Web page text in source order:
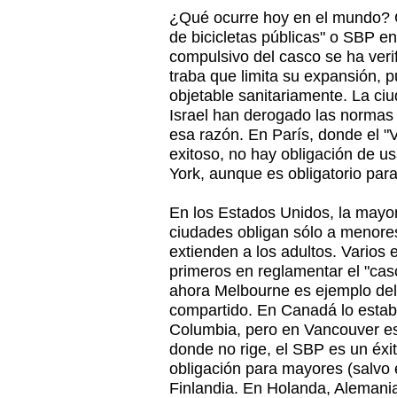
¿Qué ocurre hoy en el
de bicicletas públicas" o SBP
compulsivo del casco se ha
traba que limita su expansión,
objetable sanitariamente. La
Israel han derogado las
esa razón. En París, donde el
exitoso, no hay obligación de
York, aunque es obligatorio
En los Estados Unidos, la
ciudades obligan sólo a
extienden a los adultos. Varios
primeros en reglamentar el
ahora Melbourne es ejemplo
compartido. En Canadá lo
Columbia, pero en Vancouver
donde no rige, el SBP es un
obligación para mayores
Finlandia. En Holanda,